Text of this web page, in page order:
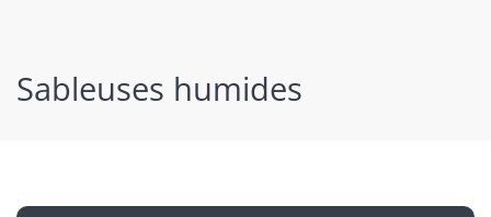
Sableuses humides